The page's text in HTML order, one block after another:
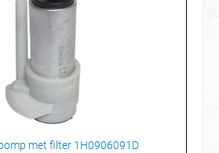
met filter 1H0906091D